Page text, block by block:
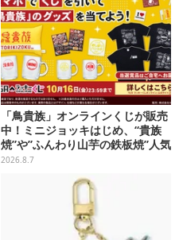
「鳥貴族」オンラインくじが販売
中！ミニジョッキはじめ、“貴族
焼”や”ふんわり山芋の鉄板焼”人気
メニューTシャツなどラインナッ
2026.8.7